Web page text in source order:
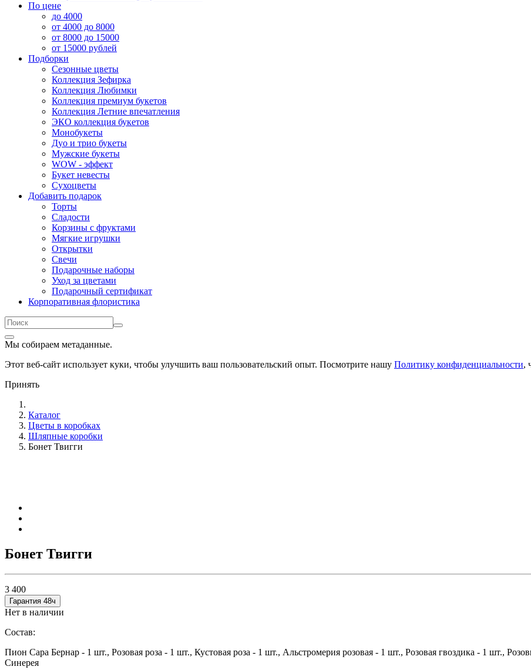
По цене
до 4000
от 4000 до 8000
от 8000 до 15000
от 15000 рублей
Подборки
Сезонные цветы
Коллекция Зефирка
Коллекция Любимки
Коллекция премиум букетов
Коллекция Летние впечатления
ЭКО коллекция букетов
Монобукеты
Дуо и трио букеты
Мужские букеты
WOW - эффект
Букет невесты
Сухоцветы
Добавить подарок
Торты
Сладости
Корзины с фруктами
Мягкие игрушки
Открытки
Свечи
Подарочные наборы
Уход за цветами
Подарочный сертификат
Корпоративная флористика
Мы собираем метаданные.
Этот веб-сайт использует куки, чтобы улучшить ваш пользовательский опыт. Посмотрите нашу Политику конфиденциальности,
Принять
Каталог
Цветы в коробках
Шляпные коробки
Бонет Твигги
Бонет Твигги
3 400
Гарантия 48ч
Нет в наличии
Состав:
Пион Сара Бернар - 1 шт., Розовая роза - 1 шт., Кустовая роза - 1 шт., Альстромерия розовая - 1 шт., Розовая гвоздика - 1 шт.,
Синерея